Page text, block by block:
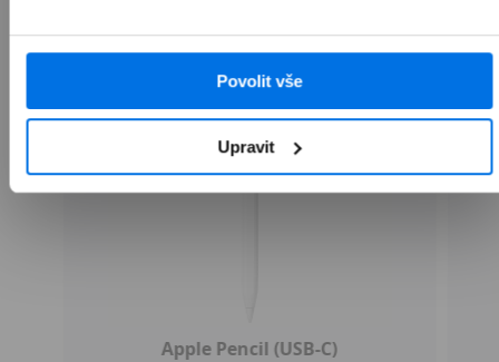
Povolit vše
Upravit
Apple Pencil (USB-C)